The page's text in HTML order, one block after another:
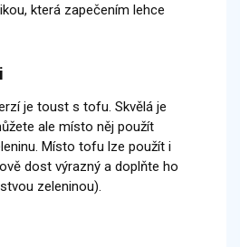
která zapečením lehce
je toust s tofu. Skvělá je
ale místo něj použít
Místo tofu lze použít i
dost výrazný a doplňte ho
zeleninou).